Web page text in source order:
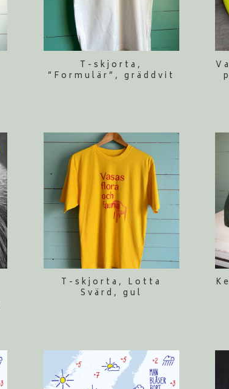
T-skjorta,
”Formulär”, gräddvit
T-skjorta, Lotta
Svärd, gul